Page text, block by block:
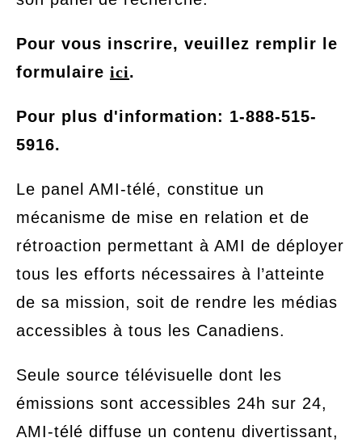
Pour vous inscrire, veuillez remplir le
formulaire ici.
Pour plus d'information: 1-888-515-
5916.
Le panel AMI-télé, constitue un
mécanisme de mise en relation et de
rétroaction permettant à AMI de déployer
tous les efforts nécessaires à l’atteinte
de sa mission, soit de rendre les médias
accessibles à tous les Canadiens.
Seule source télévisuelle dont les
émissions sont accessibles 24h sur 24,
AMI-télé diffuse un contenu divertissant,